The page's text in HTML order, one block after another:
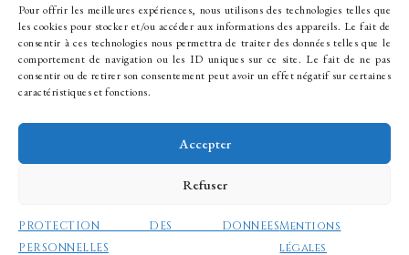
Pour offrir les meilleures expériences, nous utilisons des technologies telles que
les cookies pour stocker et/ou accéder aux informations des appareils. Le fait de
consentir à ces technologies nous permettra de traiter des données telles que le
comportement de navigation ou les ID uniques sur ce site. Le fait de ne pas
consentir ou de retirer son consentement peut avoir un effet négatif sur certaines
caractéristiques et fonctions.
Accepter
Refuser
PROTECTION DES DONNEES
PERSONNELLES
Mentions
légales
Le Cabinet Expertise L’équipe Actualités
Honoraires
© WJ Avocats 2024